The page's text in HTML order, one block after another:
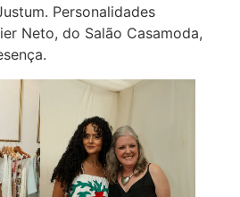
Personalidades
Neto, do Salão Casamoda,